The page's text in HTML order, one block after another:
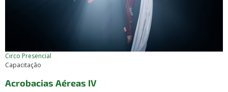
Circo Presencial
Capacitação
Acrobacias Aéreas IV